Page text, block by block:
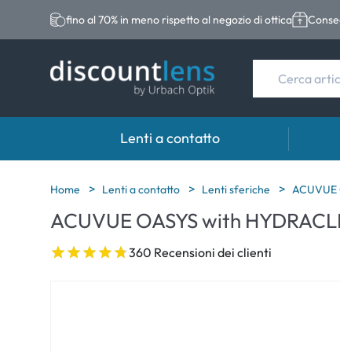
fino al 70% in meno rispetto al negozio di ottica
Lenti a contatto
Marche
Acuvue
Biotrue
Categoria
Lenti sferiche
Lenti toriche
Home Lenti a contatto Lenti sferiche ACUVUE
ACUVUE OASYS with
360 Recensioni dei clienti